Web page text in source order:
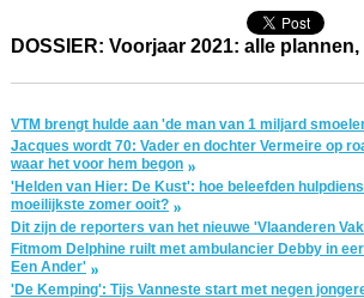
DOSSIER: Voorjaar 2021: alle
VTM brengt hulde aan 'de man van 1 miljard
Jacques wordt 70: Vader en dochter Vermeire op
waar het voor hem begon
'Helden van Hier: De Kust': hoe beleefden
moeilijkste zomer ooit?
Dit zijn de reporters van het nieuwe 'Vlaanderen
Fitmom Delphine ruilt met ambulancier Debby in
Een Ander'
'De Kemping': Tijs Vanneste start met negen